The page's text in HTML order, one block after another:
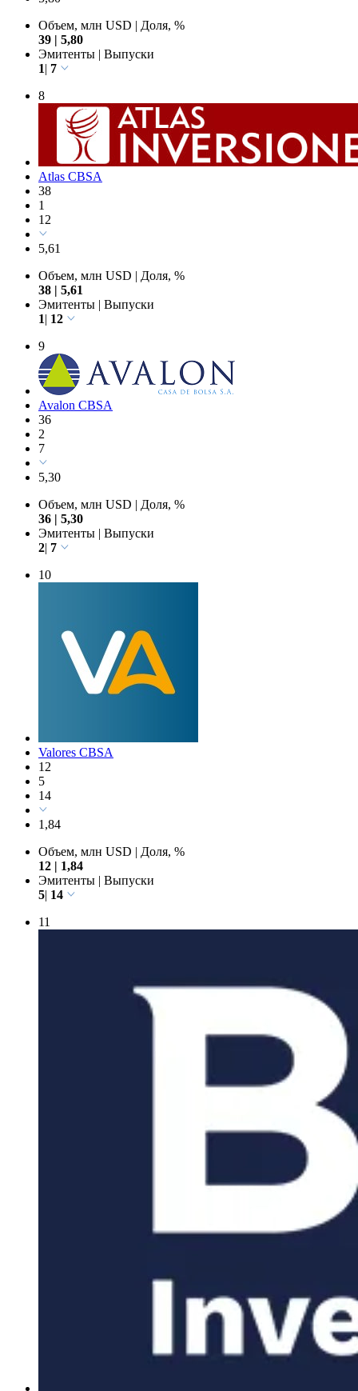
Объем, млн USD | Доля, %
39 | 5,80
Эмитенты | Выпуски
1| 7
8
Atlas CBSA
38
1
12
5,61
Объем, млн USD | Доля, %
38 | 5,61
Эмитенты | Выпуски
1| 12
9
Avalon CBSA
36
2
7
5,30
Объем, млн USD | Доля, %
36 | 5,30
Эмитенты | Выпуски
2| 7
10
Valores CBSA
12
5
14
1,84
Объем, млн USD | Доля, %
12 | 1,84
Эмитенты | Выпуски
5| 14
11